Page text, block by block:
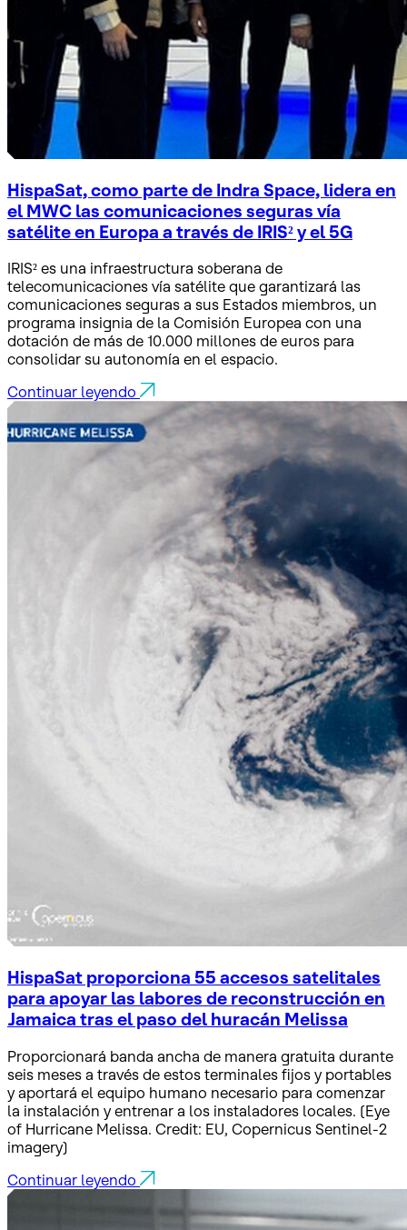
HispaSat, como parte de Indra Space, lidera en
el MWC las comunicaciones seguras vía
satélite en Europa a través de IRIS² y el 5G
IRIS² es una infraestructura soberana de
telecomunicaciones vía satélite que garantizará las
comunicaciones seguras a sus Estados miembros, un
programa insignia de la Comisión Europea con una
dotación de más de 10.000 millones de euros para
consolidar su autonomía en el espacio.
Continuar leyendo
HispaSat proporciona 55 accesos satelitales
para apoyar las labores de reconstrucción en
Jamaica tras el paso del huracán Melissa
Proporcionará banda ancha de manera gratuita durante
seis meses a través de estos terminales fijos y portables
y aportará el equipo humano necesario para comenzar
la instalación y entrenar a los instaladores locales. (Eye
of Hurricane Melissa. Credit: EU, Copernicus Sentinel-2
imagery)
Continuar leyendo